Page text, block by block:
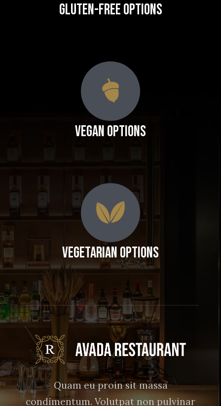
Gluten-Free Options
Vegan Options
Vegetarian Options
Quam eu proin sit massa
condimentum. Volutpat non pulvinar